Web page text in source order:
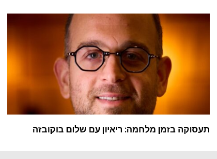
תעסוקה בזמן מלחמה: ריאיון עם שלום בוקובזה